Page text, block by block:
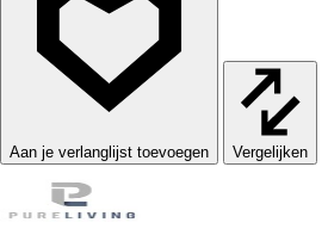
Vergelijken